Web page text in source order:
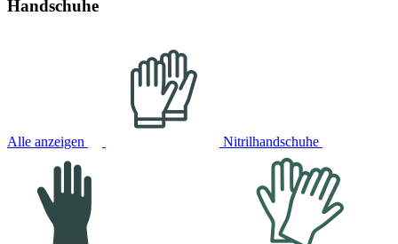
Handschuhe
Alle anzeigen Nitrilhandschuhe